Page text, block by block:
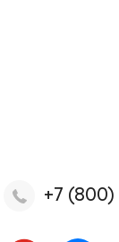
+7 (800)